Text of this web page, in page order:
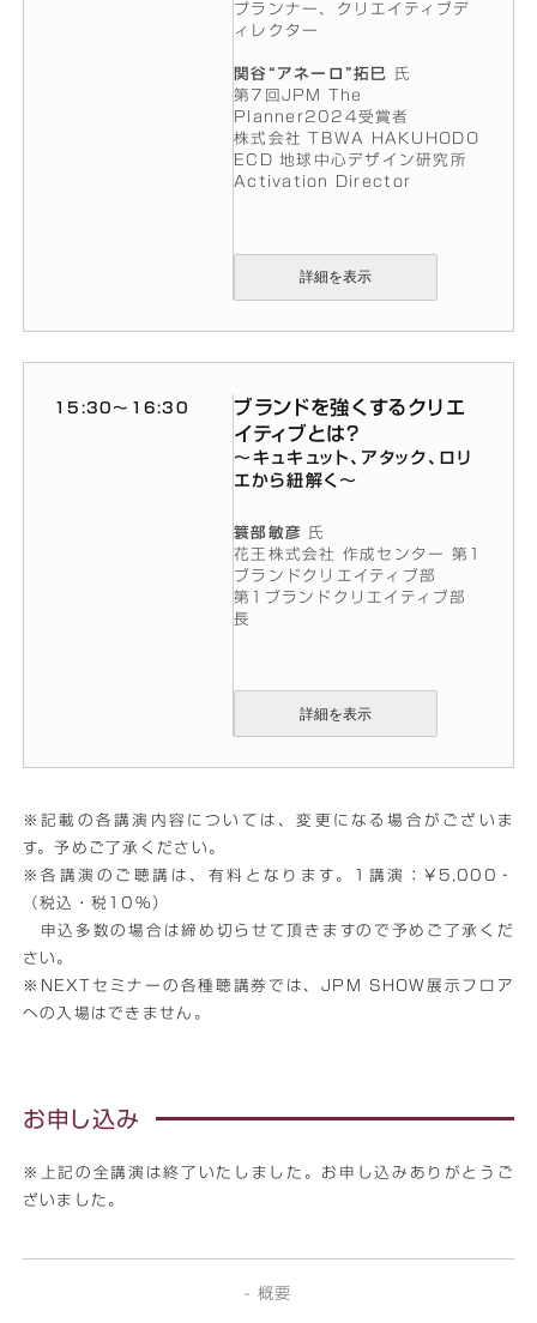
プランナー、クリエイティブデ
ィレクター
関谷“アネーロ”拓巳
氏
第7回JPM The
Planner2024受賞者
株式会社 TBWA HAKUHODO
ECD 地球中心デザイン研究所
Activation Director
詳細を表示
15:30〜16:30
ブランドを強くするクリエ
イティブとは?
～キュキュット、アタック、ロリ
エから紐解く～
簑部敏彦
氏
花王株式会社 作成センター 第1
ブランドクリエイティブ部
第1ブランドクリエイティブ部
長
詳細を表示
※記載の各講演内容については、変更になる場合がございま
す。予めご了承ください。
※各講演のご聴講は、有料となります。1講演：¥5,000‐
（税込・税10％）
申込多数の場合は締め切らせて頂きますので予めご了承くだ
さい。
※NEXTセミナーの各種聴講券では、JPM SHOW展示フロア
への入場はできません。
お申し込み
※上記の全講演は終了いたしました。お申し込みありがとうご
ざいました。
- 概要